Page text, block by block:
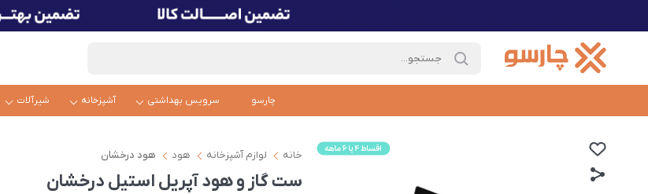
چارسو سرویس بهداشتی آشپزخانه شیرآلات
خانه لوازم آشپزخانه هود هود درخشان
ست گاز و هود آپریل استیل درخشان